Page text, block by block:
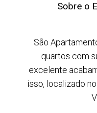
Sobre o
São
quartos com
excelente
isso, localizado